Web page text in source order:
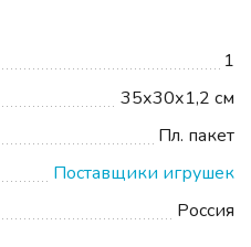
1
35х30х1,2 см
Пл. пакет
Поставщики игрушек
Россия